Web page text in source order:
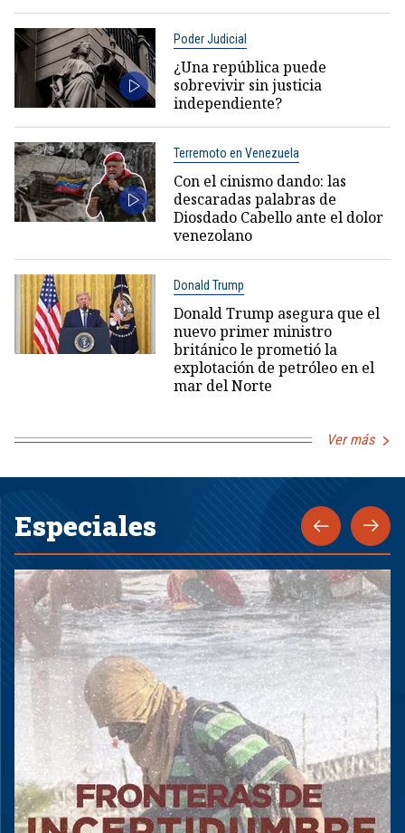
Poder Judicial
¿Una república puede
sobrevivir sin justicia
independiente?
Terremoto en Venezuela
Con el cinismo dando: las
descaradas palabras de
Diosdado Cabello ante el dolor
venezolano
Donald Trump
Donald Trump asegura que el
nuevo primer ministro
británico le prometió la
explotación de petróleo en el
mar del Norte
Ver más
Especiales